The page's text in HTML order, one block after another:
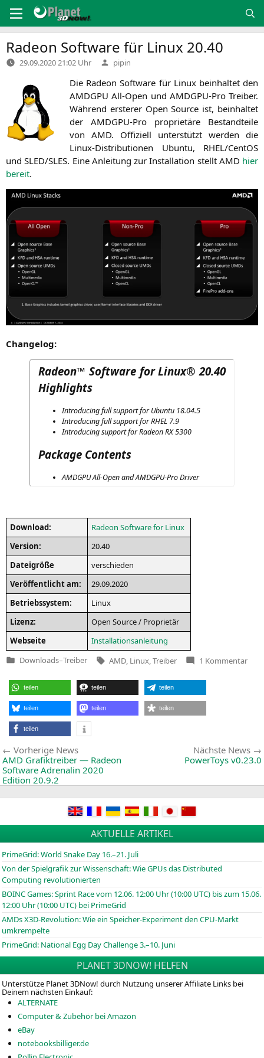
Inhalt
springen
Radeon Software für Linux 20.40
29.09.2020 21:02 Uhr Verfasst
von
pipin
Die Rade­on Soft­ware für Linux beinhal­tet den
AMDGPU All-Open und AMDG­PU-Pro Trei­ber.
Wäh­rend ers­te­rer Open Source ist, beinhal­tet
der AMDG­PU-Pro pro­prie­tä­re Bestand­tei­le
von AMD. Offi­zi­ell unter­stützt wer­den die
Linux-Dis­tri­bu­tio­nen Ubun­tu, RHEL/CentOS
undSLED/SLES. Eine Anlei­tung zur Instal­la­ti­on stellt AMD hier
bereit.
Chan­ge­log:
Radeon™ Software for Linux® 20.40
Highlights
Intro­du­cing full sup­port for Ubun­tu 18.04.5
Intro­du­cing full sup­port forRHEL 7.9
Intro­du­cing sup­port for Rade­onRX5300
Package Contents
AMDGPUAll-Open and AMDG­PU-Pro Driver
Down­load:
Rade­on Soft­ware for Linux
Ver­si­on:
20.40
Datei­grö­ße
ver­schie­den
Ver­öf­fent­licht am:
29.09.2020
Betriebs­sys­tem:
Linux
Lizenz:
Open Source / Proprietär
Web­sei­te
Instal­la­ti­ons­an­lei­tung
Veröffentlicht
Downloads–Treiber Tags:
AMD Linux Treiber 1 Kommentarzu
teilen teilen teilen
teilen teilen teilen
teilen
Beitragsnavigation
Vorherige NewsVorherige
News:
AMD Grafiktreiber — Radeon
Software Adrenalin 2020
Edition 20.9.2
Nächste News
PowerToys v0.23.0
AKTUELLE ARTIKEL
PrimeGrid: World Snake Day 16.–21. Juli
Von der Spielgrafik zur Wissenschaft: Wie GPUs das Distributed
Computing revolutionierten
BOINCGames: Sprint Race vom 12.06. 12:00 Uhr (10:00 UTC) bis zum 15.06.
12:00 Uhr (10:00 UTC) bei PrimeGrid
AMDs X3D-Revolution: Wie ein Speicher-Experiment den CPU-Markt
umkrempelte
PrimeGrid: National Egg Day Challenge 3.–10. Juni
PLANET 3DNOW! HELFEN
Unterstütze Planet 3DNow! durch Nutzung unserer Affiliate Links bei
Deinem nächsten Einkauf:
ALTERNATE
Computer & Zubehör bei Amazon
eBay
notebooksbilliger.de